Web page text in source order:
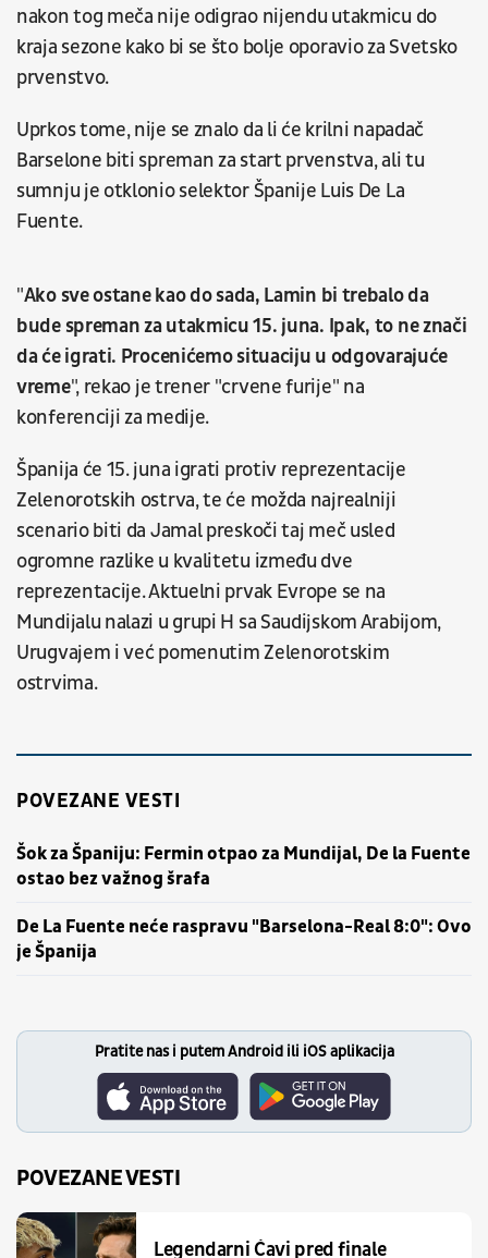
nakon tog meča nije odigrao nijendu utakmicu do
kraja sezone kako bi se što bolje oporavio za Svetsko
prvenstvo.
Uprkos tome, nije se znalo da li će krilni napadač
Barselone biti spreman za start prvenstva, ali tu
sumnju je otklonio selektor Španije Luis De La
Fuente.
"Ako sve ostane kao do sada, Lamin bi trebalo da
bude spreman za utakmicu 15. juna. Ipak, to ne znači
da će igrati. Procenićemo situaciju u odgovarajuće
vreme", rekao je trener "crvene furije" na
konferenciji za medije.
Španija će 15. juna igrati protiv reprezentacije
Zelenorotskih ostrva, te će možda najrealniji
scenario biti da Jamal preskoči taj meč usled
ogromne razlike u kvalitetu između dve
reprezentacije. Aktuelni prvak Evrope se na
Mundijalu nalazi u grupi H sa Saudijskom Arabijom,
Urugvajem i već pomenutim Zelenorotskim
ostrvima.
POVEZANE VESTI
Šok za Španiju: Fermin otpao za Mundijal, De la Fuente
ostao bez važnog šrafa
De La Fuente neće raspravu "Barselona-Real 8:0": Ovo
je Španija
Pratite nas i putem Android ili iOS aplikacija
POVEZANE VESTI
Legendarni Ćavi pred finale